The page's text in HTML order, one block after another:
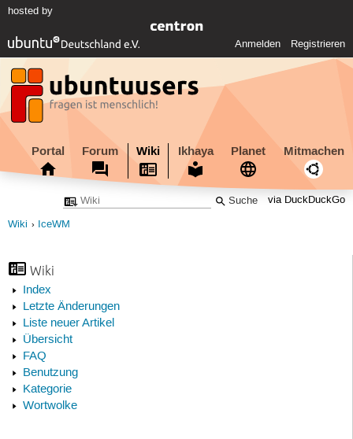
hosted by
Anmelden Registrieren
Portal Forum Wiki Ikhaya Planet Mitmachen
via DuckDuckGo
Wiki IceWM
Wiki
Index
Letzte Änderungen
Liste neuer Artikel
Übersicht
FAQ
Benutzung
Kategorie
Wortwolke